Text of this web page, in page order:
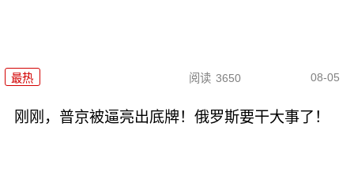
最热 阅读 3650 08-05
刚刚，普京被逼亮出底牌！俄罗斯要干大事了！